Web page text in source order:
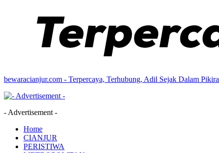
bewaracianjur.com - Terpercaya, Terhubung, Adil Sejak Dalam
- Advertisement -
Home
CIANJUR
PERISTIWA